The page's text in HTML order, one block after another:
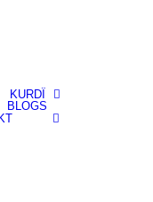
KURDÎ
BLOGS